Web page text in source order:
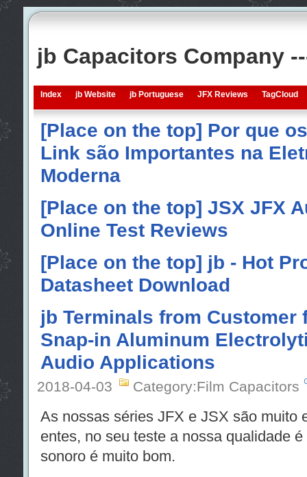
jb Capacitors Company
Index jb Website jb Portuguese JFX Reviews TagCloud
[Place on the top] Por que
Link são Importantes na
Moderna
[Place on the top] JSX JFX
Online Test Reviews
[Place on the top] jb - Hot
Datasheet Download
jb Terminals from Customer
Snap-in Aluminum
Audio Applications
2018-04-03 Category:Film Capacitors
As nossas séries JFX e JSX são muito
entes, no seu teste a nossa qualidade
sonoro é muito bom.